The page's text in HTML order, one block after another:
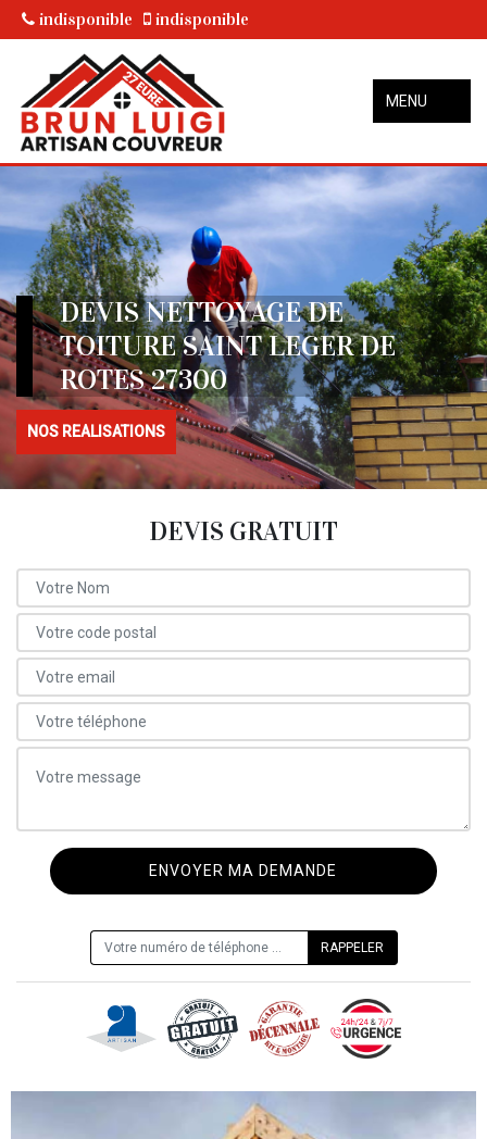
indisponible indisponible
MENU
DEVIS NETTOYAGE DE
TOITURE SAINT LEGER DE
ROTES 27300
NOS REALISATIONS
DEVIS GRATUIT